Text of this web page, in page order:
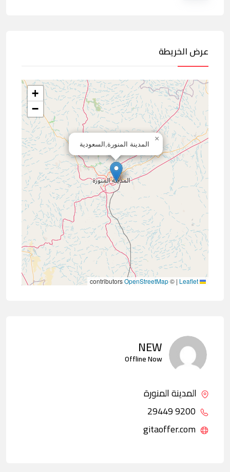
عرض الخريطة
المدينة المنورة,السعودية
×
+
−
|
©
OpenStreetMap
NEW
Offline Now
المدينة المنورة